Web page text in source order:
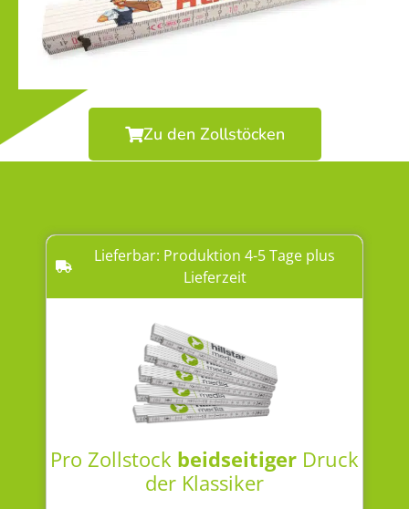
Zu den Zollstöcken
Lieferbar: Produktion 4-5 Tage plus
Lieferzeit
Pro Zollstock beidseitiger Druck
der Klassiker